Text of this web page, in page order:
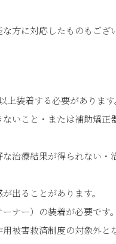
方に対応したものもござい
装着する必要があります
いこと・または補助矯正
治療結果が得られない・
出ることがあります。
ナー）の装着が必要です。
被害救済制度の対象外と